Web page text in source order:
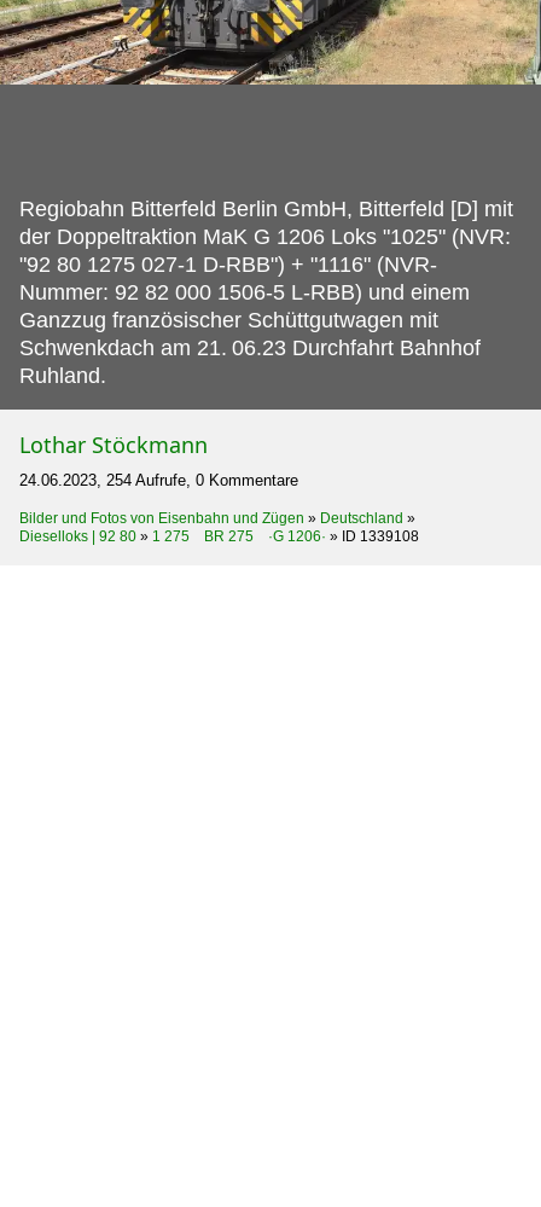
Regiobahn Bitterfeld Berlin GmbH, Bitterfeld [D] mit
der Doppeltraktion MaK G 1206 Loks "1025" (NVR:
"92 80 1275 027-1 D-RBB") + "1116" (NVR-
Nummer: 92 82 000 1506-5 L-RBB) und einem
Ganzzug französischer Schüttgutwagen mit
Schwenkdach am 21. 06.23 Durchfahrt Bahnhof
Ruhland.
Lothar Stöckmann
24.06.2023, 254 Aufrufe, 0 Kommentare
Bilder und Fotos von Eisenbahn und Zügen » Deutschland »
Dieselloks | 92 80 » 1 275 BR 275 ·G 1206· » ID 1339108